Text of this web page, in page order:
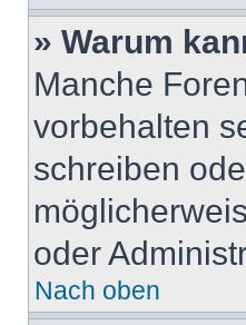
» Warum
Manche
vorbehalten
schreiben
oder
Nach oben